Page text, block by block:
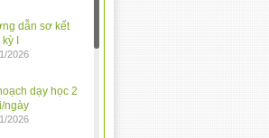
cấp tiểu học
(12/03/2024)
thi Giao lưu
về Chiến thắng
2024)
dẫn sơ kết
kỳ I
2026
dạy học 2
ngày
2026